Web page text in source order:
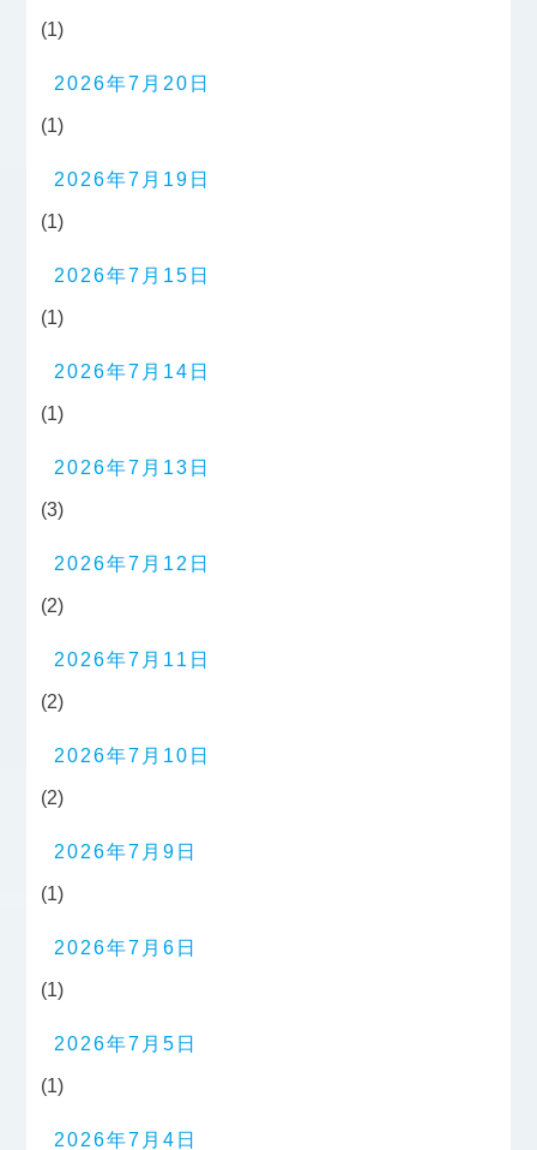
(1)
2026年7月20日
(1)
2026年7月19日
(1)
2026年7月15日
(1)
2026年7月14日
(1)
2026年7月13日
(3)
2026年7月12日
(2)
2026年7月11日
(2)
2026年7月10日
(2)
2026年7月9日
(1)
2026年7月6日
(1)
2026年7月5日
(1)
2026年7月4日